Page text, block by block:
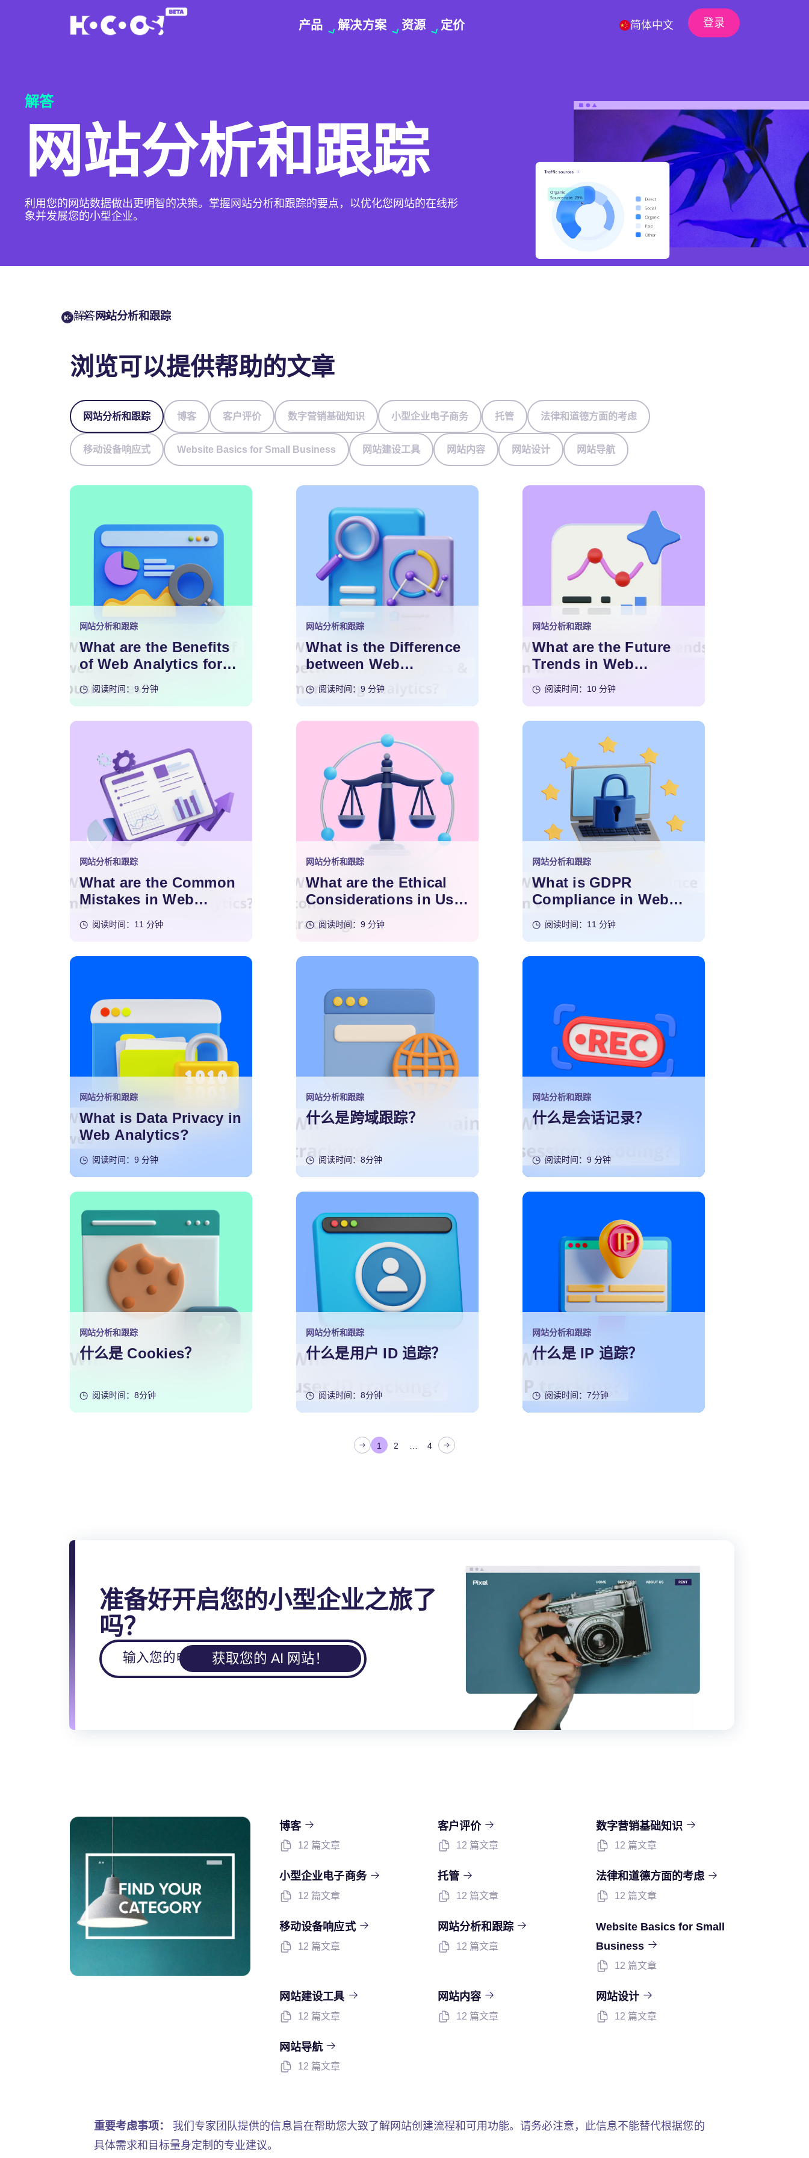
产品 解决方案 资源 定价 简体中文 登录
解答
网站分析和跟踪
利用您的网站数据做出更明智的决策。掌握网站分析和跟踪的要点，以优化您网站的在线形
象并发展您的小型企业。
解答网站分析和跟踪
浏览可以提供帮助的文章
网站分析和跟踪 博客 客户评价 数字营销基础知识 小型企业电子商务 托管 法律和道德方面的考虑
移动设备响应式 Website Basics for Small Business 网站建设工具 网站内容 网站设计 网站导航
网站分析和跟踪
What are the Benefits
of Web Analytics for
Small Businesses?
阅读时间：9 分钟
网站分析和跟踪
What is the Difference
between Web
Analytics and
Marketing Analytics?
阅读时间：9 分钟
网站分析和跟踪
What are the Future
Trends in Web
Analytics?
阅读时间：10 分钟
网站分析和跟踪
What are the Common
Mistakes in Web
Analytics?
阅读时间：11 分钟
网站分析和跟踪
What are the Ethical
Considerations in User
Tracking?
阅读时间：9 分钟
网站分析和跟踪
What is GDPR
Compliance in Web
Analytics?
阅读时间：11 分钟
网站分析和跟踪
What is Data Privacy in
Web Analytics?
阅读时间：9 分钟
网站分析和跟踪
什么是跨域跟踪？
阅读时间：8分钟
网站分析和跟踪
什么是会话记录？
阅读时间：9 分钟
网站分析和跟踪
什么是 Cookies？
阅读时间：8分钟
网站分析和跟踪
什么是用户 ID 追踪？
阅读时间：8分钟
网站分析和跟踪
什么是 IP 追踪？
阅读时间：7分钟
1 2 4
准备好开启您的小型企业之旅了
吗？
获取您的 AI 网站！
博客
12 篇文章
客户评价
12 篇文章
数字营销基础知识
12 篇文章
小型企业电子商务
12 篇文章
托管
12 篇文章
法律和道德方面的考虑
12 篇文章
移动设备响应式
12 篇文章
网站分析和跟踪
12 篇文章
Website Basics for Small
Business
12 篇文章
网站建设工具
12 篇文章
网站内容
12 篇文章
网站设计
12 篇文章
网站导航
12 篇文章
重要考虑事项：
我们专家团队提供的信息旨在帮助您大致了解网站创建流程和可用功能。请务必注意，此信息不能替代根据您的
具体需求和目标量身定制的专业建议。